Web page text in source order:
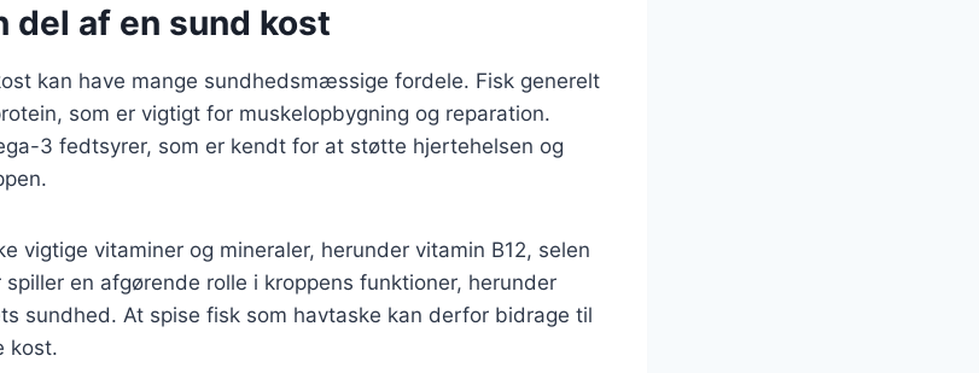
del af en sund kost
kan have mange sundhedsmæssige fordele. Fisk generelt
som er vigtigt for muskelopbygning og reparation.
3 fedtsyrer, som er kendt for at støtte hjertehelsen og
vigtige vitaminer og mineraler, herunder vitamin B12, selen
en afgørende rolle i kroppens funktioner, herunder
sundhed. At spise fisk som havtaske kan derfor bidrage til
kost.